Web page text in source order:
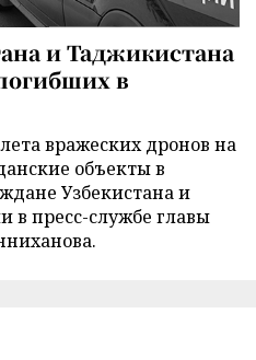
и Таджикистана
в
вражеских дронов на
объекты в
Узбекистана и
в пресс-службе главы